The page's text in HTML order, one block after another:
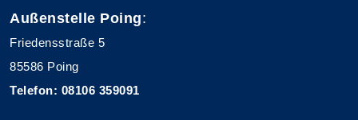
Außenstelle Poing:
Friedensstraße 5
85586 Poing
Telefon: 08106 359091